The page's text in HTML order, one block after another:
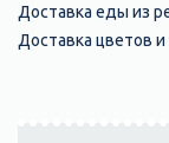
Доставка еды из
Доставка цветов